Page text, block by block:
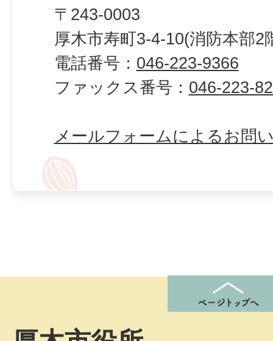
〒243-0003
厚木市寿町3-4-10(消防本部2
電話番号： 046-223-9366
ファックス番号： 046-223-
メールフォームによるお問